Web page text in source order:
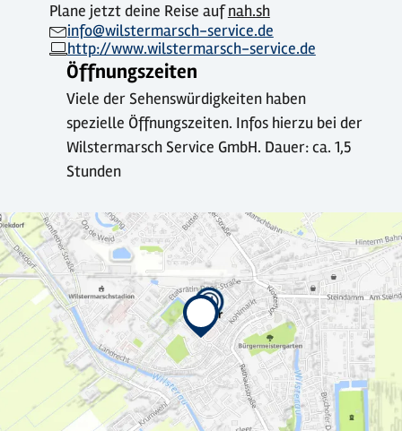
Plane jetzt deine Reise aufnah.sh
info@wilstermarsch-service.de
http://www.wilstermarsch-service.de
Öffnungszeiten
Viele der Sehenswürdigkeiten haben
spezielle Öffnungszeiten. Infos hierzu bei der
Wilstermarsch Service GmbH. Dauer: ca. 1,5
Stunden